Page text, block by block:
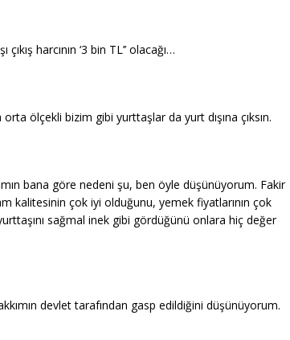
harcının ‘3 bin TL’’ olacağı…
orta ölçekli bizim gibi yurttaşlar da yurt dışına çıksın.
bana göre nedeni şu, ben öyle düşünüyorum. Fakir
kalitesinin çok iyi olduğunu, yemek fiyatlarının çok
sağmal inek gibi gördüğünü onlara hiç değer
devlet tarafından gasp edildiğini düşünüyorum.